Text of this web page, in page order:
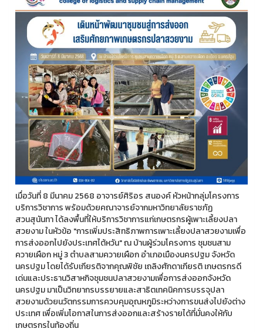
เมื่อวันที่ 8 มีนาคม 2568 อาจารย์ศิริอร สนองค์ หัวหน้ากลุ่มโครงการ
บริการวิชาการ พร้อมด้วยคณาจารย์จากมหาวิทยาลัยราชภัฏ
สวนสุนันทา ได้ลงพื้นที่ให้บริการวิชาการแก่เกษตรกรผู้เพาะเลี้ยงปลา
สวยงาม ในหัวข้อ "การเพิ่มประสิทธิภาพการเพาะเลี้ยงปลาสวยงามเพื่อ
การส่งออกไปยังประเทศไต้หวัน" ณ บ้านผู้ร่วมโครงการ ชุมชนสาม
ควายเผือก หมู่ 3 ตำบลสามควายเผือก อำเภอเมืองนครปฐม จังหวัด
นครปฐม โดยได้รับเกียรติจากคุณพิชัย เถลิงศักดาเกียรติ เกษตรกรดี
เด่นและประธานวิสาหกิจชุมชนปลาสวยงามเพื่อการส่งออกจังหวัด
นครปฐม มาเป็นวิทยากรบรรยายและสาธิตเทคนิคการบรรจุปลา
สวยงามด้วยนวัตกรรมการควบคุมอุณหภูมิระหว่างการขนส่งไปยังต่าง
ประเทศ เพื่อเพิ่มโอกาสในการส่งออกและสร้างรายได้ที่มั่นคงให้กับ
เกษตรกรในท้องถิ่น